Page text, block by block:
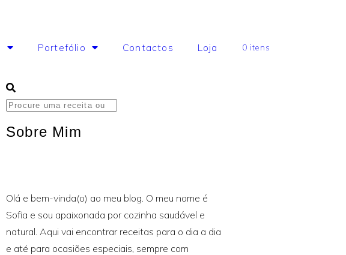
Portefólio Contactos Loja 0 itens
Sobre Mim
Olá e bem-vinda(o) ao meu blog. O meu nome é
Sofia e sou apaixonada por cozinha saudável e
natural. Aqui vai encontrar receitas para o dia a dia
e até para ocasiões especiais, sempre com